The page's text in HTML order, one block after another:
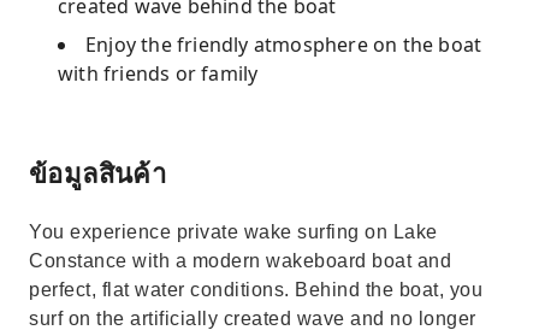
created wave behind the boat
Enjoy the friendly atmosphere on the boat
with friends or family
ข้อมูลสินค้า
You experience private wake surfing on Lake
Constance with a modern wakeboard boat and
perfect, flat water conditions. Behind the boat, you
surf on the artificially created wave and no longer